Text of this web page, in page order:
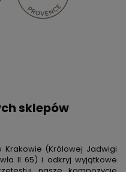
sklepów
Krakowie (Królowej Jadwigi
II 65) i odkryj wyjątkowe